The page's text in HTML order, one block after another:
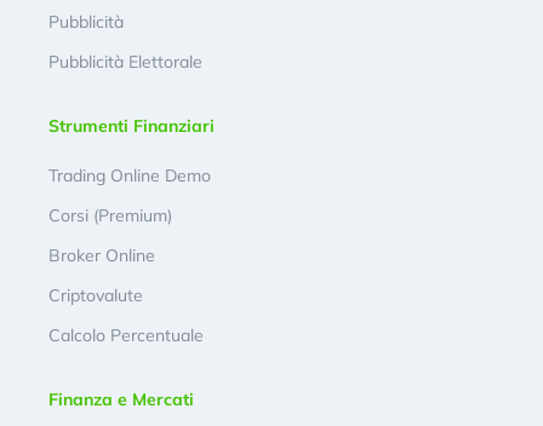
Pubblicità
Pubblicità Elettorale
Strumenti Finanziari
Trading Online Demo
Corsi (Premium)
Broker Online
Criptovalute
Calcolo Percentuale
Finanza e Mercati